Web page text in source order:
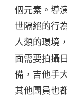
個元素。導
世隔絕的行
人類的環境
面需要拍攝
備，吉他手
其他團員也